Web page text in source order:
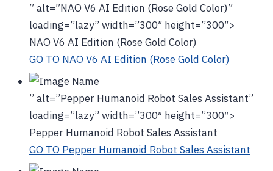
” alt=”NAO V6 AI Edition (Rose Gold Color)”
loading=”lazy” width=”300″ height=”300″>
NAO V6 AI Edition (Rose Gold Color)
GO TO NAO V6 AI Edition (Rose Gold Color)
” alt=”Pepper Humanoid Robot Sales Assistant”
loading=”lazy” width=”300″ height=”300″>
Pepper Humanoid Robot Sales Assistant
GO TO Pepper Humanoid Robot Sales Assistant